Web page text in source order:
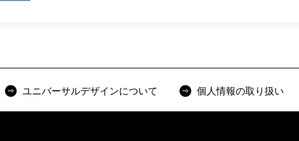
ユニバーサルデザインについて 個人情報の取り扱い